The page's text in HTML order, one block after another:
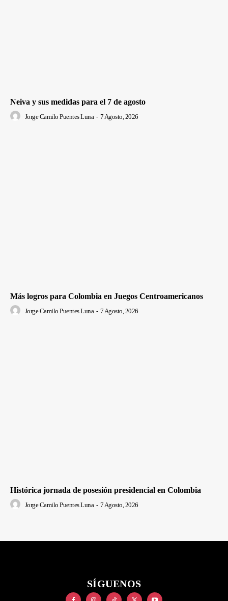
Neiva y sus medidas para el 7 de agosto
Jorge Camilo Puentes Luna - 7 Agosto, 2026
Más logros para Colombia en Juegos Centroamericanos
Jorge Camilo Puentes Luna - 7 Agosto, 2026
Histórica jornada de posesión presidencial en Colombia
Jorge Camilo Puentes Luna - 7 Agosto, 2026
SÍGUENOS